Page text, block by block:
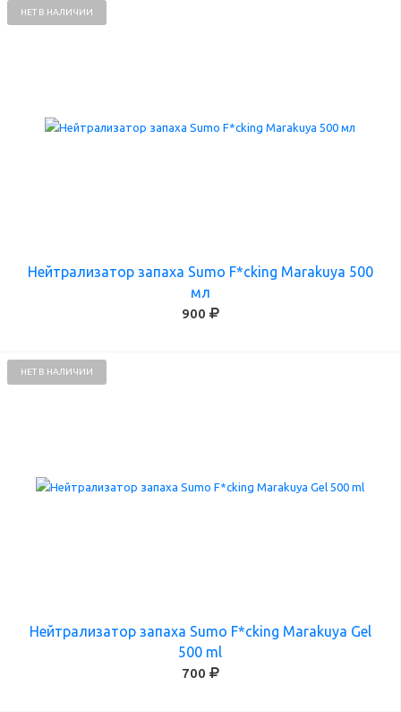
НЕТ В НАЛИЧИИ
Нейтрализатор запаха Sumo F*cking Marakuya 500
мл
900
НЕТ В НАЛИЧИИ
Нейтрализатор запаха Sumo F*cking Marakuya Gel
500 ml
700